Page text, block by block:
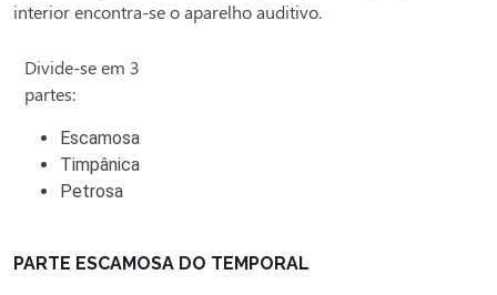
interior encontra-se o aparelho auditivo.
Divide-se em 3
partes:
Escamosa
Timpânica
Petrosa
PARTE ESCAMOSA DO TEMPORAL